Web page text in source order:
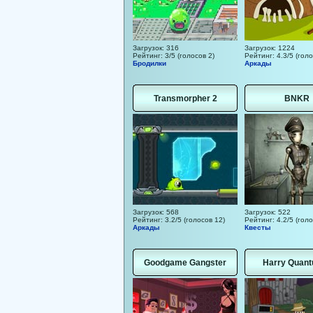
Загрузок: 316
Рейтинг: 3/5 (голосов 2)
Бродилки
Загрузок: 1224
Рейтинг: 4.3/5
Аркады
Transmorpher 2
Загрузок: 568
Рейтинг: 3.2/5 (голосов 12)
Аркады
BNKR
Загрузок: 522
Рейтинг: 4.2/5
Квесты
Goodgame Gangster Harry